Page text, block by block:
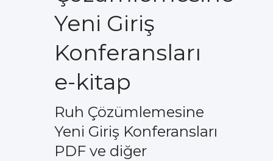
Yeni Giriş
Konferansları
e-kitap
Ruh Çözümlemesine
Yeni Giriş Konferansları
PDF ve diğer